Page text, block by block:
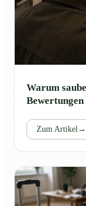
Warum
Zum Artikel→